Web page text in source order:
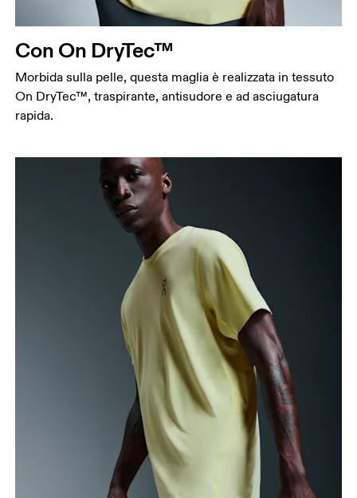
dove il corpo si piega lateralmente).
Fianchi
all’altro.
Con On DryTec™
Morbida sulla pelle, questa maglia è realizzata in tessuto
On DryTec™, traspirante, antisudore e ad asciugatura
rapida.